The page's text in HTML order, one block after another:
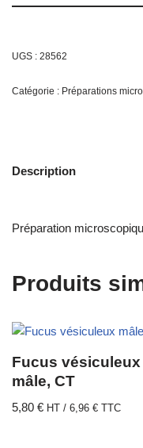
UGS : 28562
Catégorie : Préparations
Description
Préparation
Produits
Fucus vésiculeux
mâle, CT
5,80 € HT / 6,96 € TTC